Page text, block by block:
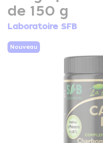
de 150 g
Laboratoire SFB
Nouveau